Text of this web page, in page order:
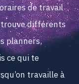
de travail
trouve différents
planners,
ce qui te
travaille à